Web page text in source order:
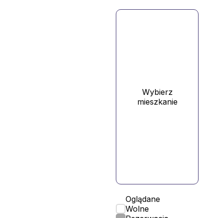
Wybierz
mieszkanie
Oglądane
Wolne